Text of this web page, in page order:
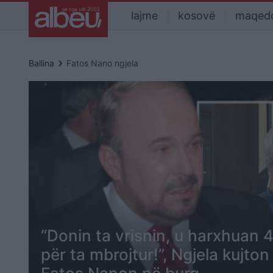
lajme kosovë
Ballina keyboard_arrow_right Fatos Nano ngjela
“Donin ta vrisnin, u harxhuan
për ta mbrojtur!”, Ngjela